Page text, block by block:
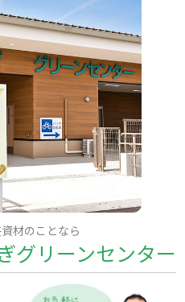
材のことなら
グリーンセンター